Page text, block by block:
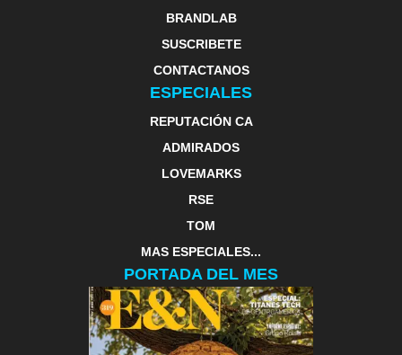
BRANDLAB
SUSCRIBETE
CONTACTANOS
ESPECIALES
REPUTACIÓN CA
ADMIRADOS
LOVEMARKS
RSE
TOM
MAS ESPECIALES...
PORTADA DEL MES